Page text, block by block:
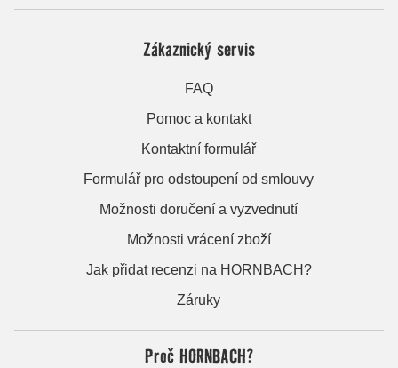
Zákaznický servis
FAQ
Pomoc a kontakt
Kontaktní formulář
Formulář pro odstoupení od smlouvy
Možnosti doručení a vyzvednutí
Možnosti vrácení zboží
Jak přidat recenzi na HORNBACH?
Záruky
Proč HORNBACH?